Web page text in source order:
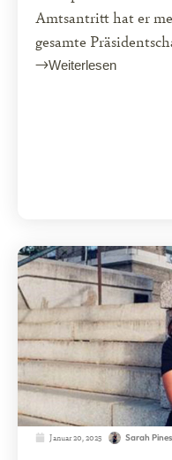
Amtsantritt hat er
gesamte
Weiterlesen
Januar 20, 2025 Sarah Pines